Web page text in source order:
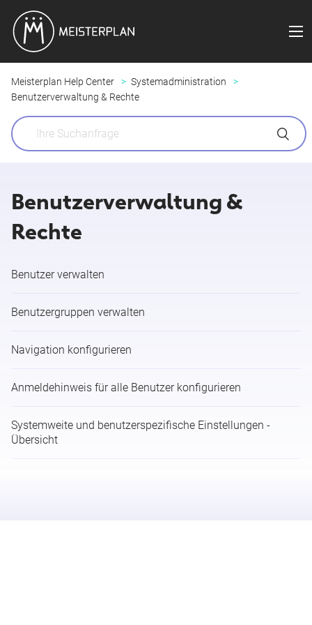
Meisterplan Help Center
Systemadministration
Benutzerverwaltung & Rechte
Benutzerverwaltung &
Rechte
Benutzer verwalten
Benutzergruppen verwalten
Navigation konfigurieren
Anmeldehinweis für alle Benutzer konfigurieren
Systemweite und benutzerspezifische Einstellungen -
Übersicht